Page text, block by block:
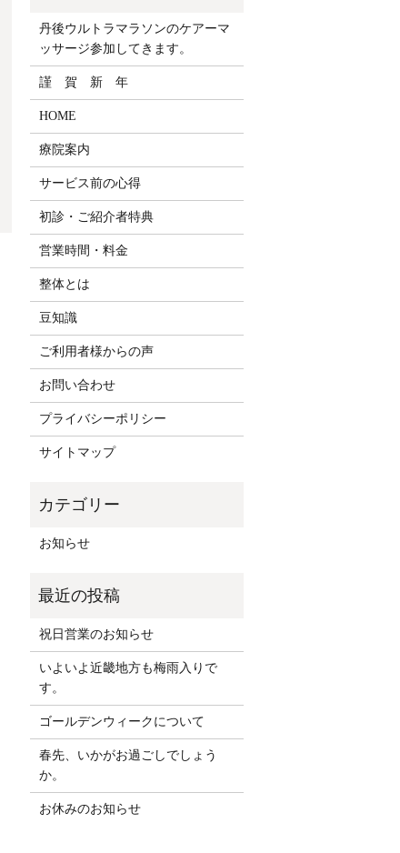
丹後ウルトラマラソンのケアーマ
ッサージ参加してきます。
謹 賀 新 年
HOME
療院案内
サービス前の心得
初診・ご紹介者特典
営業時間・料金
整体とは
豆知識
ご利用者様からの声
お問い合わせ
プライバシーポリシー
サイトマップ
お知らせ
祝日営業のお知らせ
いよいよ近畿地方も梅雨入りで
す。
ゴールデンウィークについて
春先、いかがお過ごしでしょう
か。
お休みのお知らせ